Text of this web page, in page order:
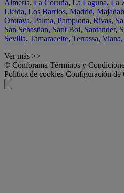
Almería, La Coruña, La Laguna, La
Lleida, Los Barrios, Madrid,
Orotava, Palma, Pamplona, Rivas,
San Sebastian, Sant Boi, Santander,
Sevilla, Tamaraceite, Terrassa, Viana,
Ver más >>
© Conforama Términos y
Política de cookies Configuración de